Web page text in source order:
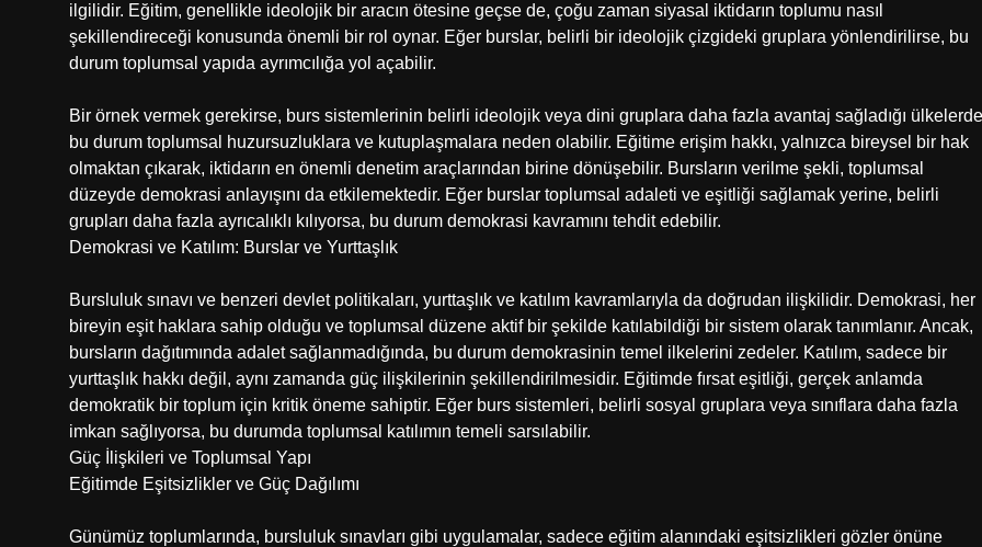
ilgilidir. Eğitim, genellikle ideolojik bir aracın ötesine geçse de, çoğu zaman siyasal iktidarın toplumu nasıl
şekillendireceği konusunda önemli bir rol oynar. Eğer burslar, belirli bir ideolojik çizgideki gruplara yönlendirilirse, bu
durum toplumsal yapıda ayrımcılığa yol açabilir.
Bir örnek vermek gerekirse, burs sistemlerinin belirli ideolojik veya dini gruplara daha fazla avantaj sağladığı
bu durum toplumsal huzursuzluklara ve kutuplaşmalara neden olabilir. Eğitime erişim hakkı, yalnızca bireysel bir hak
olmaktan çıkarak, iktidarın en önemli denetim araçlarından birine dönüşebilir. Bursların verilme şekli, toplumsal
düzeyde demokrasi anlayışını da etkilemektedir. Eğer burslar toplumsal adaleti ve eşitliği sağlamak yerine, belirli
grupları daha fazla ayrıcalıklı kılıyorsa, bu durum demokrasi kavramını tehdit edebilir.
Demokrasi ve Katılım: Burslar ve Yurttaşlık
Bursluluk sınavı ve benzeri devlet politikaları, yurttaşlık ve katılım kavramlarıyla da doğrudan ilişkilidir. Demokrasi, her
bireyin eşit haklara sahip olduğu ve toplumsal düzene aktif bir şekilde katılabildiği bir sistem olarak tanımlanır. Ancak,
bursların dağıtımında adalet sağlanmadığında, bu durum demokrasinin temel ilkelerini zedeler. Katılım, sadece bir
yurttaşlık hakkı değil, aynı zamanda güç ilişkilerinin şekillendirilmesidir. Eğitimde fırsat eşitliği, gerçek anlamda
demokratik bir toplum için kritik öneme sahiptir. Eğer burs sistemleri, belirli sosyal gruplara veya sınıflara daha fazla
imkan sağlıyorsa, bu durumda toplumsal katılımın temeli sarsılabilir.
Güç İlişkileri ve Toplumsal Yapı
Eğitimde Eşitsizlikler ve Güç Dağılımı
Günümüz toplumlarında, bursluluk sınavları gibi uygulamalar, sadece eğitim alanındaki eşitsizlikleri gözler önüne